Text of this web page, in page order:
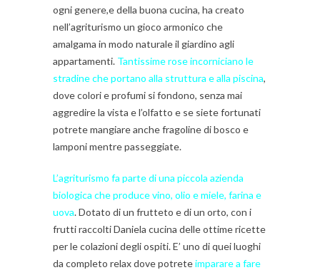
ogni genere,e della buona cucina, ha creato
nell’agriturismo un gioco armonico che
amalgama in modo naturale il giardino agli
appartamenti. Tantissime rose incorniciano le
stradine che portano alla struttura e alla piscina,
dove colori e profumi si fondono, senza mai
aggredire la vista e l’olfatto e se siete fortunati
potrete mangiare anche fragoline di bosco e
lamponi mentre passeggiate.
L’agriturismo fa parte di una piccola azienda
biologica che produce vino, olio e miele, farina e
uova. Dotato di un frutteto e di un orto, con i
frutti raccolti Daniela cucina delle ottime ricette
per le colazioni degli ospiti. E’ uno di quei luoghi
da completo relax dove potreteimparare a fare